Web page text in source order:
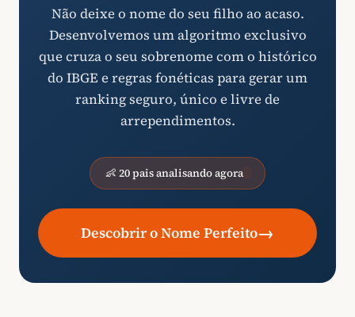
Não deixe o nome do seu filho ao acaso.
Desenvolvemos um algoritmo exclusivo
que cruza o seu sobrenome com o histórico
do IBGE e regras fonéticas para gerar um
ranking seguro, único e livre de
arrependimentos.
👶 20 pais analisando agora
Descobrir o Nome Perfeito→